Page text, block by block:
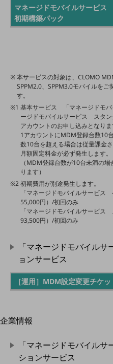
その他のお悩みはこちら
業界から見つける
運輸業
建設業
地域産業
その他の業界はこちら
ゲーム感覚で見つける
ビジネスお悩み診断
NTTドコモビジネス
オンラインショップ
モバイル・ICTサービスをオンラインで
相談・申し込みができるバーチャルショ
法人向けモバイルトップ
サービス・商品を探す
新規会員登録/ログインはこちら
100回線以上のお問い合わせ・お見
別ウィンドウで開きます
企業情報
会社案内
会社案内TOP
マネージドモバイルサービ
初期構築パック
本サービスの対象は、CLOMO
SPPM2.0、SPPM3.0モバイルを
す。
基本サービス 「マネージドモ
ージドモバイルサービス スタン
アカウントのお申し込みとなりま
1アカウントにMDM登録台数10
数10台を超える場合は従量課金
月額固定料金が必ず発生します。
（MDM登録台数が10台未満の
ります）
初期費用が別途発生します。
「マネージドモバイルサービ
55,000円）/初回のみ
「マネージドモバイルサービ
93,500円）/初回のみ
「マネージドモバイル
ョンサービス
［運用］MDM設定変更チケッ
「マネージドモバイル
ションサービス